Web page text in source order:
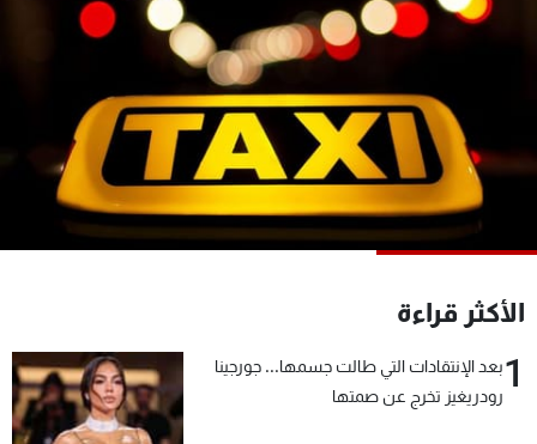
الأكثر قراءة
1بعد الإنتقادات التي طالت جسمها... جورجينا
رودريغيز تخرج عن صمتها
كأس العالم
البرامج
جدول البرامج
شاهد البرامج
الترددات
عن MTV
لاعلاناتكم
شروط الإسـتخدام
سياسة الخصوصية